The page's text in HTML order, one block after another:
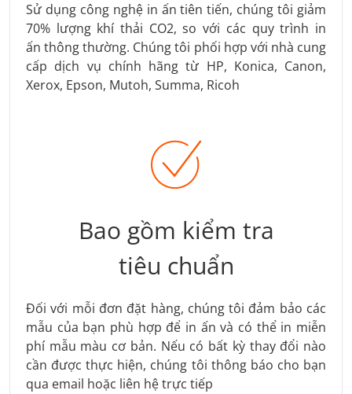
Sử dụng công nghệ in ấn tiên tiến, chúng tôi giảm
70% lượng khí thải CO2, so với các quy trình in
ấn thông thường. Chúng tôi phối hợp với nhà cung
cấp dịch vụ chính hãng từ HP, Konica, Canon,
Xerox, Epson, Mutoh, Summa, Ricoh
Bao gồm kiểm tra
tiêu chuẩn
Đối với mỗi đơn đặt hàng, chúng tôi đảm bảo các
mẫu của bạn phù hợp để in ấn và có thể in miễn
phí mẫu màu cơ bản. Nếu có bất kỳ thay đổi nào
cần được thực hiện, chúng tôi thông báo cho bạn
qua email hoặc liên hệ trực tiếp